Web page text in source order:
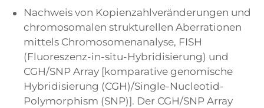
Nachweis von Kopienzahlveränderungen und
chromosomalen strukturellen Aberrationen
mittels Chromosomenanalyse, FISH
(Fluoreszenz-in-situ-Hybridisierung) und
CGH/SNP Array [komparative genomische
Hybridisierung (CGH)/Single-Nucleotid-
Polymorphism (SNP)]. Der CGH/SNP Array